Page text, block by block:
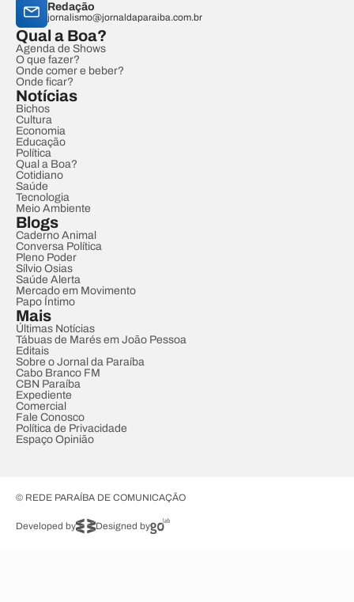
Redação
jornalismo@jornaldaparaiba.com.br
Qual a Boa?
Agenda de Shows
O que fazer?
Onde comer e beber?
Onde ficar?
Notícias
Bichos
Cultura
Economia
Educação
Política
Qual a Boa?
Cotidiano
Saúde
Tecnologia
Meio Ambiente
Blogs
Caderno Animal
Conversa Política
Pleno Poder
Sílvio Osias
Saúde Alerta
Mercado em Movimento
Papo Íntimo
Mais
Últimas Notícias
Tábuas de Marés em João Pessoa
Editais
Sobre o Jornal da Paraíba
Cabo Branco FM
CBN Paraíba
Expediente
Comercial
Fale Conosco
Política de Privacidade
Espaço Opinião
© REDE PARAÍBA DE COMUNICAÇÃO
Developed by Designed by